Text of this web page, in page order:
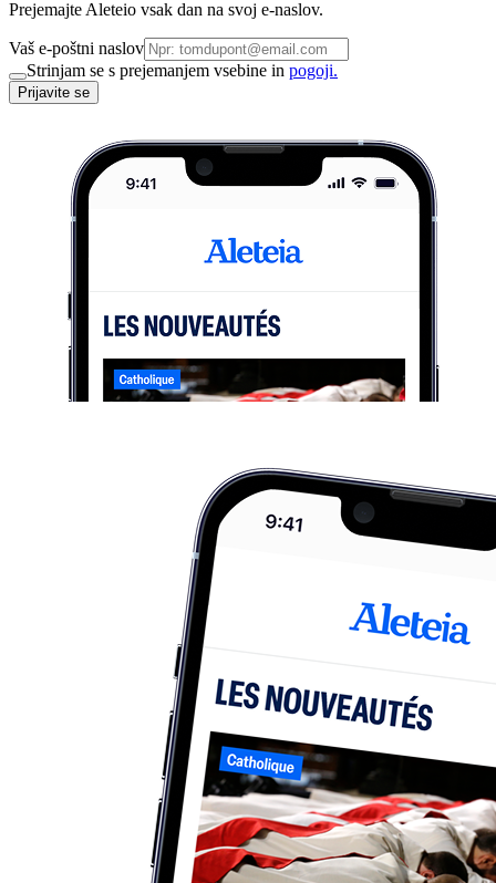
Prejemajte Aleteio vsak dan na svoj e-naslov.
Vaš e-poštni naslov
Strinjam se s prejemanjem vsebine in pogoji.
Prijavite se